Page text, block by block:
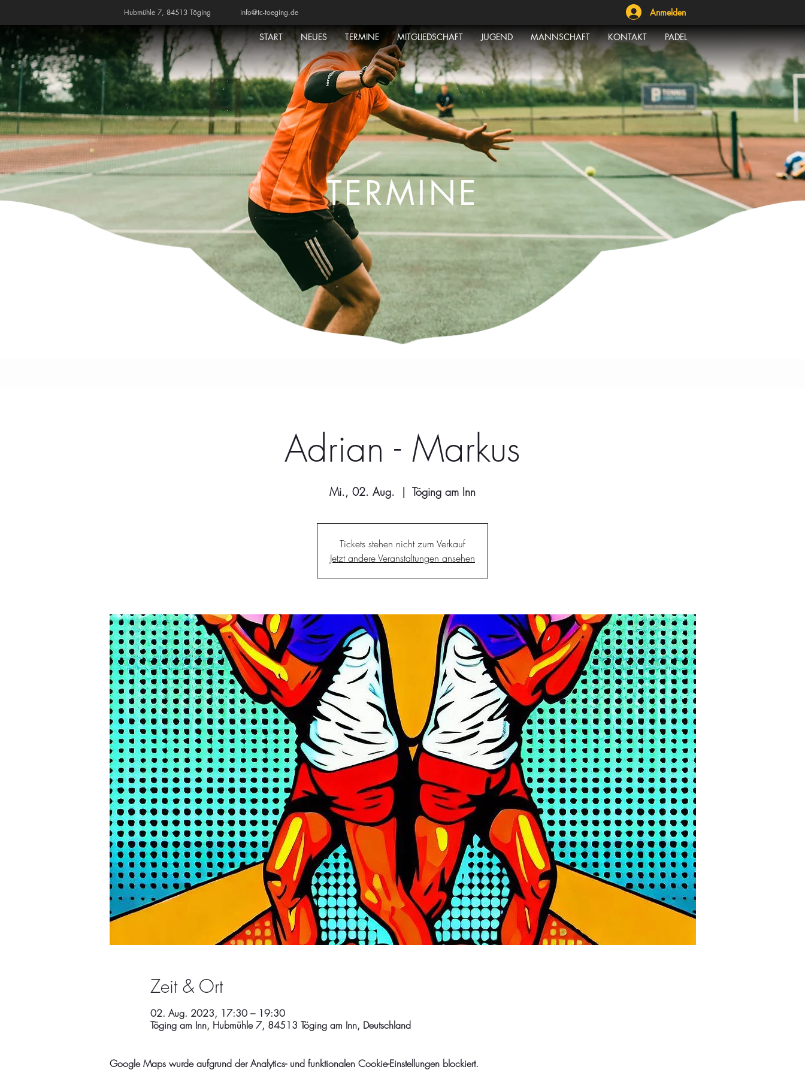
START NEUES TERMINE MITGLIEDSCHAFT JUGEND MANNSCHAFT KONTAKT PADEL
Hubmühle 7, 84513 Töging info@tc-toeging.de Anmelden
TERMINE
Adrian - Markus
Mi., 02. Aug.
  |
Töging am Inn
Tickets stehen nicht zum Verkauf
Jetzt andere Veranstaltungen ansehen
Zeit & Ort
02. Aug. 2023, 17:30 – 19:30
Töging am Inn, Hubmühle 7, 84513 Töging am Inn, Deutschland
Google Maps wurde aufgrund der Analytics- und funktionalen Cookie-Einstellungen blockiert.